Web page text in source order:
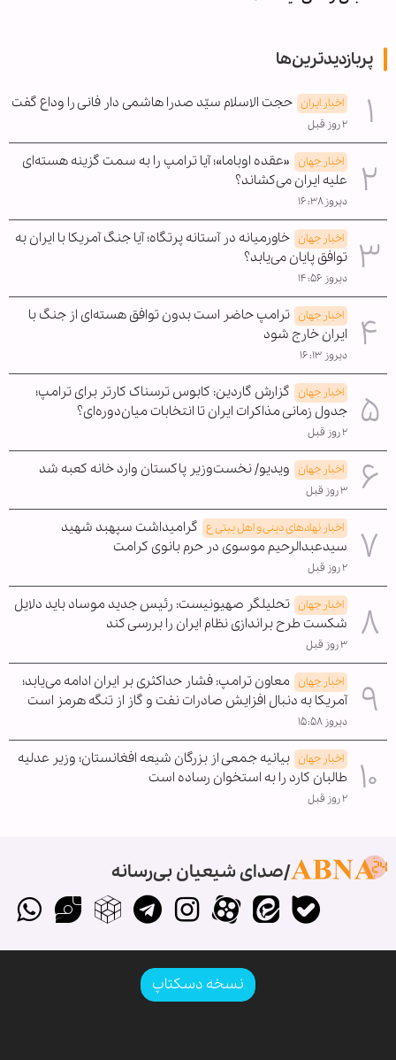
پربازدیدترین‌ها
اخبار ایران حجت الاسلام سیّد صدرا هاشمی دار فانی را وداع گفت
۲ روز قبل
اخبار جهان «عقده اوباما»؛ آیا ترامپ را به سمت گزینه هسته‌ای
علیه ایران می‌کشاند؟
دیروز ۱۶:۳۸
اخبار جهان خاورمیانه در آستانه پرتگاه؛ آیا جنگ آمریکا با ایران به
توافق پایان می‌یابد؟
دیروز ۱۴:۵۶
اخبار جهان ترامپ حاضر است بدون توافق هسته‌ای از جنگ با
ایران خارج شود
دیروز ۱۶:۱۳
اخبار جهان گزارش گاردین: کابوس ترسناک کارتر برای ترامپ؛
جدول زمانی مذاکرات ایران تا انتخابات میان‌دوره‌ای؟
۲ روز قبل
اخبار جهان ویدیو/ نخست‌وزیر پاکستان وارد خانه کعبه شد
۳ روز قبل
اخبار نهادهای دینی و اهل بیتی ع گرامیداشت سپهبد شهید
سیدعبدالرحیم موسوی در حرم بانوی کرامت
۲ روز قبل
اخبار جهان تحلیلگر صهیونیست: رئیس جدید موساد باید دلایل
شکست طرح براندازی نظام ایران را بررسی کند
۳ روز قبل
اخبار جهان معاون ترامپ: فشار حداکثری بر ایران ادامه می‌یابد؛
آمریکا به دنبال افزایش صادرات نفت و گاز از تنگه هرمز است
دیروز ۱۵:۵۸
اخبار جهان بیانیه جمعی از بزرگان شیعه افغانستان؛ وزیر عدلیه
طالبان کارد را به استخوان رساده است
۲ روز قبل
صدای شیعیان بی‌رسانه
نسخه دسکتاپ